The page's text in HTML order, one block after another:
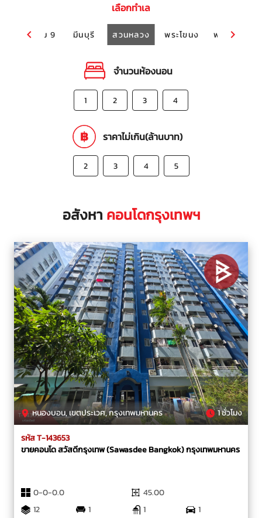
เลือกทำเล
พระราม 9 มีนบุรี สวนหลวง พระโขนง พระราม 3
จำนวนห้องนอน
1 2 3 4
ราคาไม่เกิน(ล้านบาท)
2 3 4 5
อสังหา คอนโดกรุงเทพฯ
หนองบอน, เขตประเวศ, กรุงเทพมหานคร 1 ชั่วโมง
รหัส T-143653
ขายคอนโด สวัสดีกรุงเทพ (Sawasdee Bangkok) กรุงเทพมหานคร
0-0-0.0
45.00
12
1 1
1